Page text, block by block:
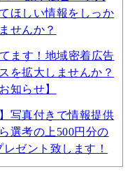
ほしい情報をしっか
せんか？
ます！地域密着広告
を拡大しませんか？
知らせ】
写真付きで情報提供
選考の上500円分の
ゼント致します！